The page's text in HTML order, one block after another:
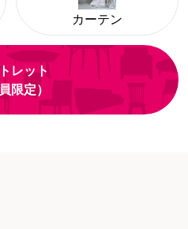
カーテン
レット
限定）